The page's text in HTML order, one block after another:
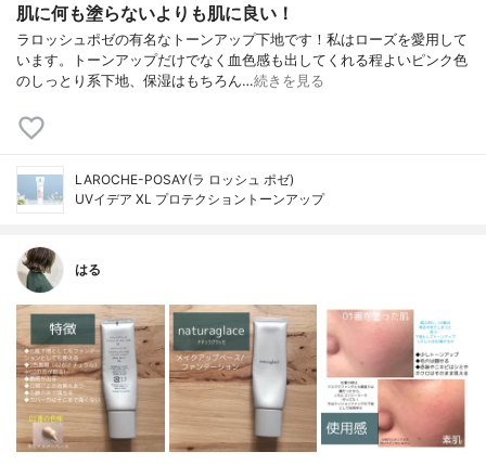
肌に何も塗らないよりも肌に良い！
ラロッシュポゼの有名なトーンアップ下地です！私はローズを愛用して
います。トーンアップだけでなく血色感も出してくれる程よいピンク色
のしっとり系下地、保湿はもちろん…続きを見る
LAROCHE-POSAY(ラ ロッシュ ポゼ)
UVイデア XL プロテクショントーンアップ
はる